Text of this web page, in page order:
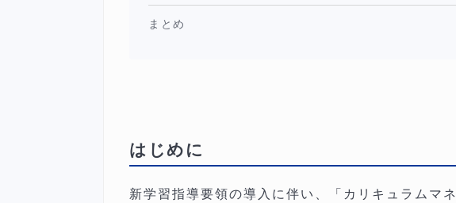
まとめ
はじめに
新学習指導要領の導入に伴い、「カリキュラムマ